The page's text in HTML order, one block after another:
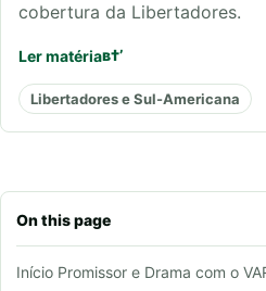
On this page
Início Promissor e Drama com o
cobertura da Libertadores.
Ler matéria
Libertadores e Sul-Americana